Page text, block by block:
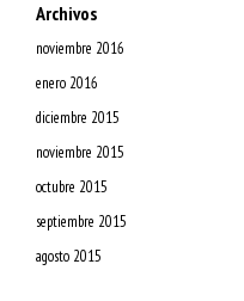
Archivos
noviembre 2016
enero 2016
diciembre 2015
noviembre 2015
octubre 2015
septiembre 2015
agosto 2015